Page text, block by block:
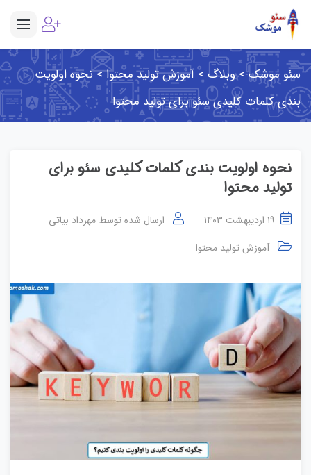
سئو موشک>وبلاگ >آموزش تولید محتوا>نحوه اولویت
بندی کلمات کلیدی سئو برای تولید محتوا
نحوه اولویت بندی کلمات کلیدی سئو برای
تولید محتوا
۱۹ اردیبهشت ۱۴۰۳ ارسال شده توسط مهرداد بیاتی
آموزش تولید محتوا